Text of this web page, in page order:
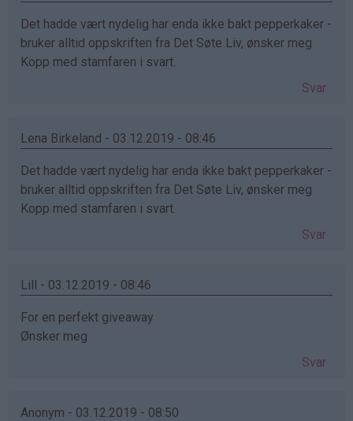
Det hadde vært nydelig har enda ikke bakt pepperkaker -
bruker alltid oppskriften fra Det Søte Liv, ønsker meg
Kopp med stamfaren i svart.
Svar
Lena Birkeland - 03.12.2019 - 08:46
Det hadde vært nydelig har enda ikke bakt pepperkaker -
bruker alltid oppskriften fra Det Søte Liv, ønsker meg
Kopp med stamfaren i svart.
Svar
Lill - 03.12.2019 - 08:46
For en perfekt giveaway
Ønsker meg
Svar
Anonym - 03.12.2019 - 08:50